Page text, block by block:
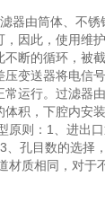
器由筒体、不
因此，使用维
断的循环，被
变送器将电信
运行。过滤器
积，下腔内安
则：1、进出
孔目数的选择
质相同，对于